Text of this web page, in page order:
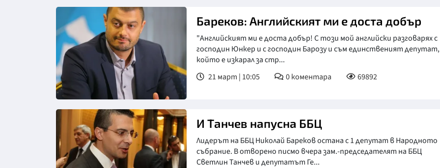
Бареков: Английският ми е доста добър
"Английският ми е доста добър! С този мой английски разговарях с
господин Юнкер и с господин Барозу и съм единственият депутат,
който е изкарал за стр...
21 март | 10:05
0коментара 69892
И Танчев напусна ББЦ
Лидерът на ББЦ Николай Бареков остана с 1 депутат в Народното
събрание. В отворено писмо вчера зам.-председателят на ББЦ
Светлин Танчев и депутатът Ге...